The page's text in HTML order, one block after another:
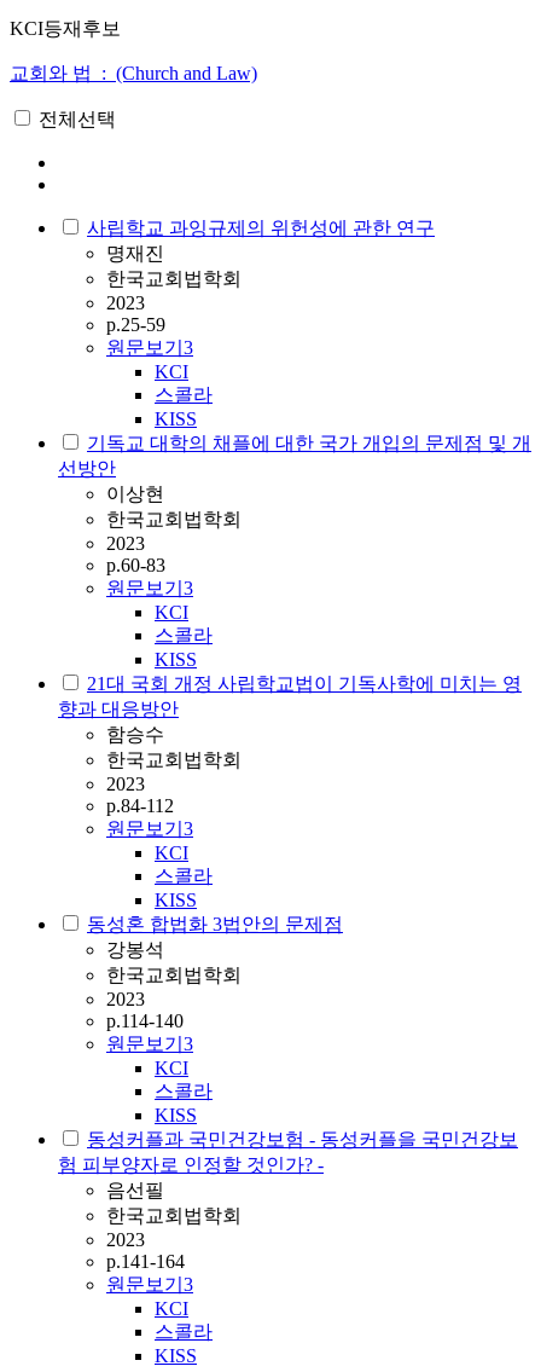
KCI등재후보
교회와 법 : (Church and Law)
전체선택
사립학교 과잉규제의 위헌성에 관한 연구
명재진
한국교회법학회
2023
p.25-59
원문보기 3
KCI
스콜라
KISS
기독교 대학의 채플에 대한 국가 개입의 문제점 및 개
선방안
이상현
한국교회법학회
2023
p.60-83
원문보기 3
KCI
스콜라
KISS
21대 국회 개정 사립학교법이 기독사학에 미치는 영
향과 대응방안
함승수
한국교회법학회
2023
p.84-112
원문보기 3
KCI
스콜라
KISS
동성혼 합법화 3법안의 문제점
강봉석
한국교회법학회
2023
p.114-140
원문보기 3
KCI
스콜라
KISS
동성커플과 국민건강보험 - 동성커플을 국민건강보
험 피부양자로 인정할 것인가? -
음선필
한국교회법학회
2023
p.141-164
원문보기 3
KCI
스콜라
KISS